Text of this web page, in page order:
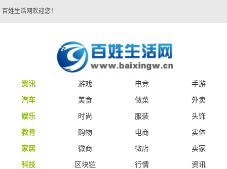
百姓生活网欢迎您！
资讯 游戏 电竞
手游
汽车
美食 做菜
外卖
娱乐
时尚 服装
头饰
教育
购物 电商
实体
家居
微商 微店
卖家
科技
区块链 行情 资讯